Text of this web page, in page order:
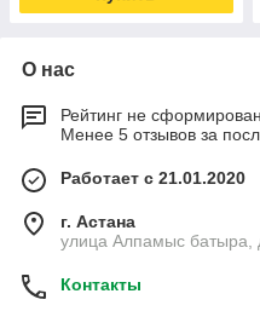
О нас
Рейтинг не сформирован
Менее 5 отзывов за
Работает с 21.01.2020
г. Астана
улица Алпамыс батыра,
Контакты